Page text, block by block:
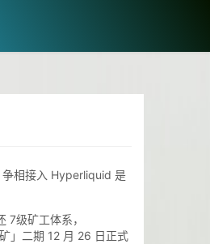
争相接入 Hyperliquid 是
7级矿工体系，
」二期 12 月 26 日正式